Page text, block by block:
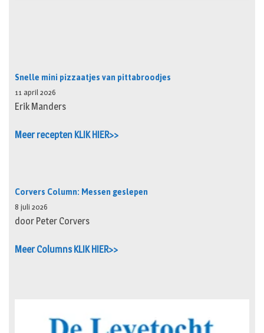
Snelle mini pizzaatjes van pittabroodjes
11 april 2026
Erik Manders
Meer recepten KLIK HIER>>
Corvers Column: Messen geslepen
8 juli 2026
door Peter Corvers
Meer Columns KLIK HIER>>